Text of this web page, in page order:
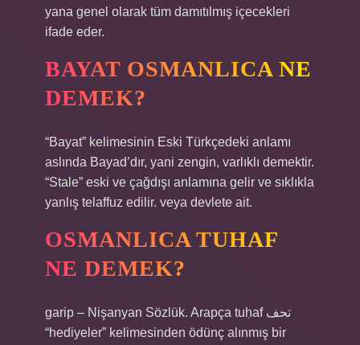
yana genel olarak tüm damıtılmış içecekleri
ifade eder.
BAYAT OSMANLICA NE
DEMEK?
“Bayat” kelimesinin Eski Türkçedeki anlamı
aslında Bayad’dır, yani zengin, varlıklı demektir.
“Stale” eski ve çağdışı anlamına gelir ve sıklıkla
yanlış telaffuz edilir. veya devlete ait.
OSMANLICA TUHAF
NE DEMEK?
garip – Nişanyan Sözlük. Arapça tuḥaf تحف
“hediyeler” kelimesinden ödünç alınmış bir